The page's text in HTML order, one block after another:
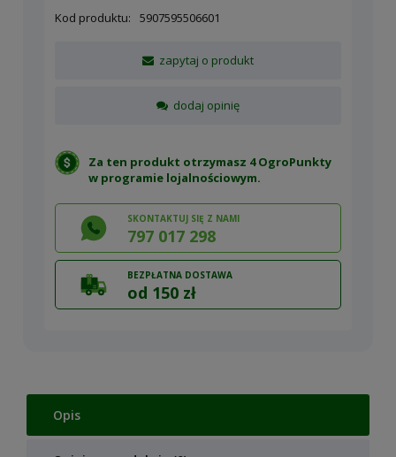
Kod produktu: 5907595506601
zapytaj o produkt
dodaj opinię
Za ten produkt otrzymasz 4 OgroPunkty
w programie lojalnościowym.
SKONTAKTUJ SIĘ Z NAMI
797 017 298
BEZPŁATNA DOSTAWA
od 150 zł
Opis